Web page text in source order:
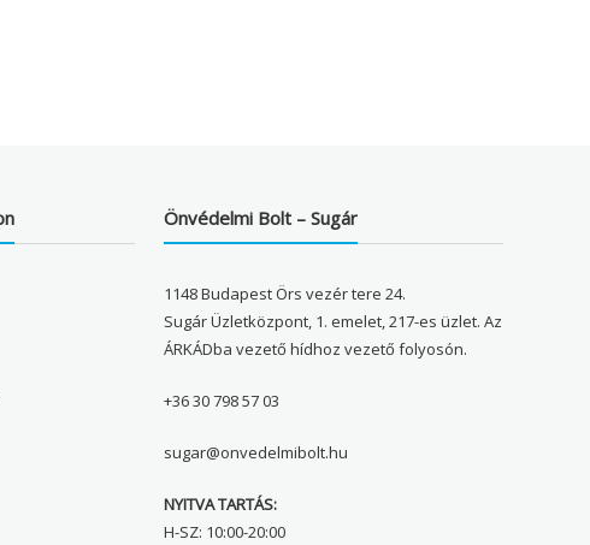
Önvédelmi Bolt – Sugár
1148 Budapest Örs vezér tere 24.
Sugár Üzletközpont, 1. emelet, 217-es üzlet. Az
ÁRKÁDba vezető hídhoz vezető folyosón.
+36 30 798 57 03
sugar@onvedelmibolt.hu
NYITVA TARTÁS:
H-SZ: 10:00-20:00